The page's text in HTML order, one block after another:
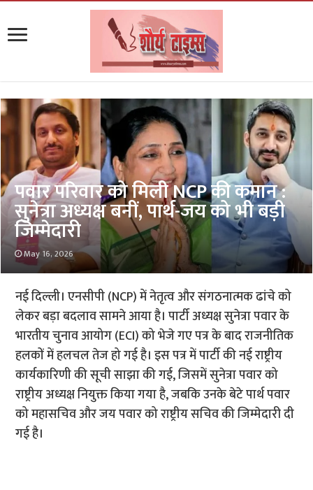
पवार परिवार को मिली NCP की कमान :
सुनेत्रा अध्यक्ष बनीं, पार्थ-जय को भी बड़ी
जिम्मेदारी
May 16, 2026
नई दिल्ली। एनसीपी (NCP) में नेतृत्व और संगठनात्मक ढांचे को
लेकर बड़ा बदलाव सामने आया है। पार्टी अध्यक्ष सुनेत्रा पवार के
भारतीय चुनाव आयोग (ECI) को भेजे गए पत्र के बाद राजनीतिक
हलकों में हलचल तेज हो गई है। इस पत्र में पार्टी की नई राष्ट्रीय
कार्यकारिणी की सूची साझा की गई, जिसमें सुनेत्रा पवार को
राष्ट्रीय अध्यक्ष नियुक्त किया गया है, जबकि उनके बेटे पार्थ पवार
को महासचिव और जय पवार को राष्ट्रीय सचिव की जिम्मेदारी दी
गई है।